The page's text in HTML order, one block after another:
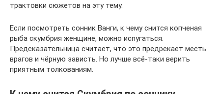
трактовки сюжетов на эту тему.
Если посмотреть сонник Ванги, к чему снится копченая
рыба скумбрия женщине, можно испугаться.
Предсказательница считает, что это предрекает месть
врагов и чёрную зависть. Но лучше всё-таки верить
приятным толкованиям.